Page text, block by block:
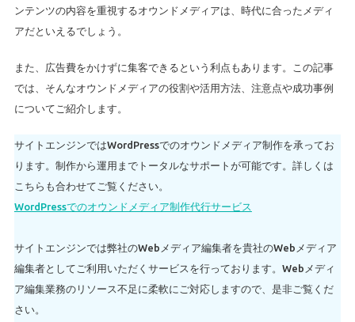
ンテンツの内容を重視するオウンドメディアは、時代に合ったメディ
アだといえるでしょう。
また、広告費をかけずに集客できるという利点もあります。この記事
では、そんなオウンドメディアの役割や活用方法、注意点や成功事例
についてご紹介します。
サイトエンジンではWordPressでのオウンドメディア制作を承ってお
ります。制作から運用までトータルなサポートが可能です。詳しくは
こちらも合わせてご覧ください。
WordPressでのオウンドメディア制作代行サービス
サイトエンジンでは弊社のWebメディア編集者を貴社のWebメディア
編集者としてご利用いただくサービスを行っております。Webメディ
ア編集業務のリソース不足に柔軟にご対応しますので、是非ご覧くだ
さい。